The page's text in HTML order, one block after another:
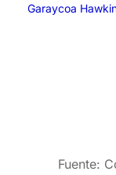
Garaycoa
Fuente: